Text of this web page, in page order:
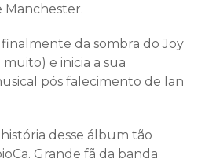
Manchester.
da sombra do Joy
muito) e inicia a sua
pós falecimento de Ian
desse álbum tão
Grande fã da banda